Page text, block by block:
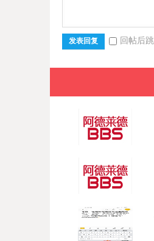
发表回复 回帖后